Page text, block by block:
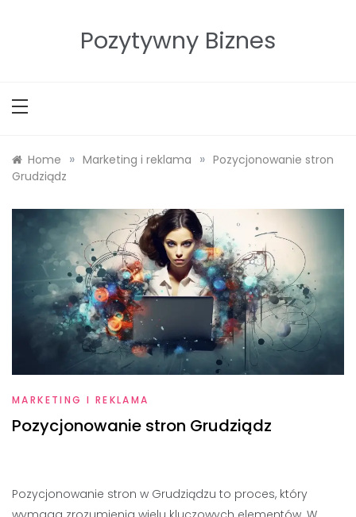
Pozytywny Biznes
Home » Marketing i reklama » Pozycjonowanie stron
Grudziądz
MARKETING I REKLAMA
Pozycjonowanie stron Grudziądz
Pozycjonowanie stron w Grudziądzu to proces, który